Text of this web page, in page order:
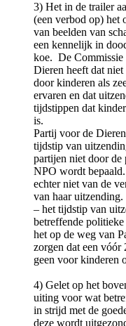
3) Het in de trailer
(een verbod op) het
van beelden van
een kennelijk in
koe. De Commissie
Dieren heeft dat niet
door kinderen als
ervaren en dat
tijdstippen dat
is.
Partij voor de
tijdstip van
partijen niet door
NPO wordt
echter niet van de
van haar
– het tijdstip van
betreffende
het op de weg van
zorgen dat een
geen voor kinderen
4) Gelet op het
uiting voor wat
in strijd met de
deze wordt